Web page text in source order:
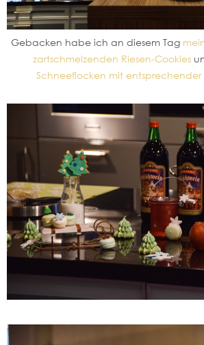
Gebacken habe ich an diesem Tag
zartschmelzenden Riesen-Cookies
Schneeflocken mit